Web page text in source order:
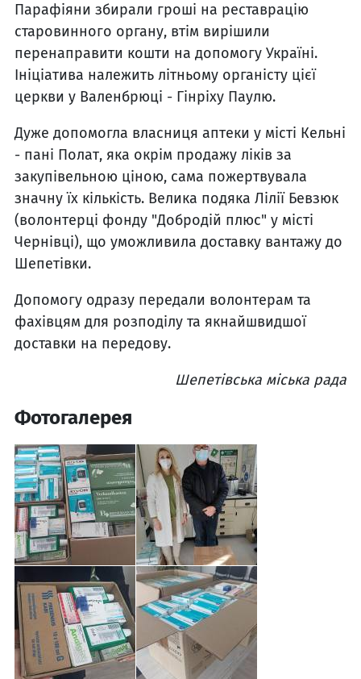
Парафіяни збирали гроші на реставрацію
старовинного органу, втім вирішили
перенаправити кошти на допомогу Україні.
Ініціатива належить літньому органісту цієї
церкви у Валенбрюці - Гінріху Паулю.
Дуже допомогла власниця аптеки у місті Кельні
- пані Полат, яка окрім продажу ліків за
закупівельною ціною, сама пожертвувала
значну їх кількість. Велика подяка Лілії Бевзюк
(волонтерці фонду "Добродій плюс" у місті
Чернівці), що уможливила доставку вантажу до
Шепетівки.
Допомогу одразу передали волонтерам та
фахівцям для розподілу та якнайшвидшої
доставки на передову.
Шепетівська міська рада
Фотогалерея